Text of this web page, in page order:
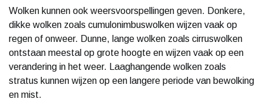
Wolken kunnen ook weersvoorspellingen geven. Donkere,
dikke wolken zoals cumulonimbuswolken wijzen vaak op
regen of onweer. Dunne, lange wolken zoals cirruswolken
ontstaan meestal op grote hoogte en wijzen vaak op een
verandering in het weer. Laaghangende wolken zoals
stratus kunnen wijzen op een langere periode van bewolking
en mist.